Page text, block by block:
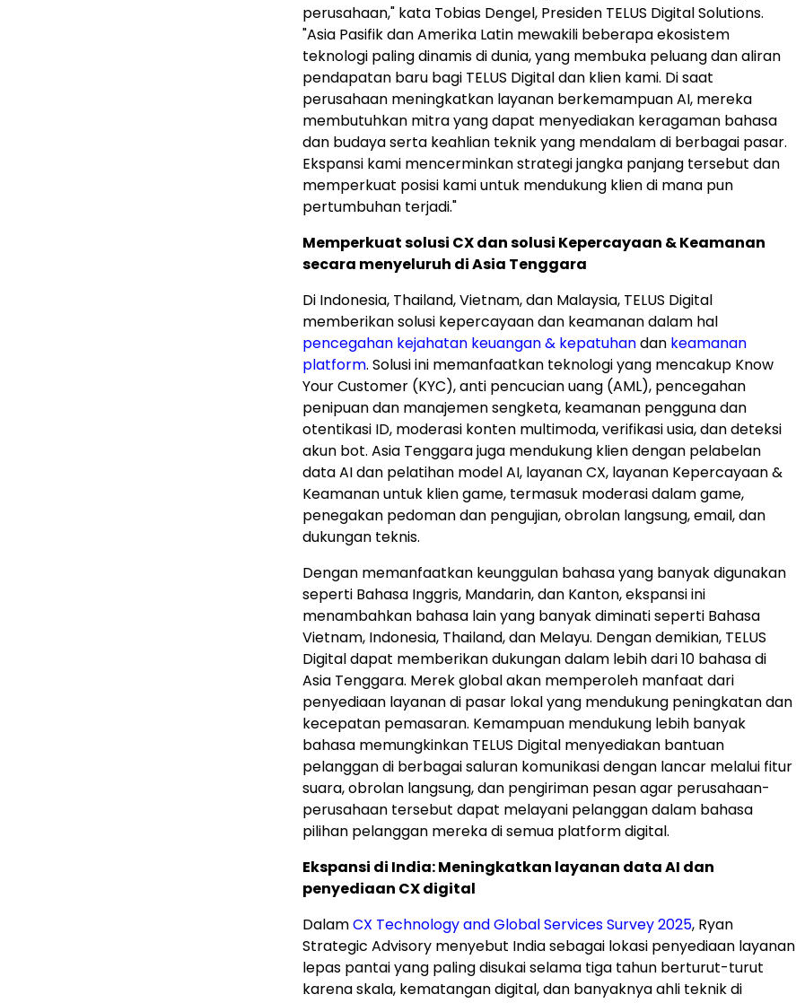
perusahaan," kata Tobias Dengel, Presiden TELUS Digital Solutions.
"Asia Pasifik dan Amerika Latin mewakili beberapa ekosistem
teknologi paling dinamis di dunia, yang membuka peluang dan aliran
pendapatan baru bagi TELUS Digital dan klien kami. Di saat
perusahaan meningkatkan layanan berkemampuan AI, mereka
membutuhkan mitra yang dapat menyediakan keragaman bahasa
dan budaya serta keahlian teknik yang mendalam di berbagai pasar.
Ekspansi kami mencerminkan strategi jangka panjang tersebut dan
memperkuat posisi kami untuk mendukung klien di mana pun
pertumbuhan terjadi."
Memperkuat solusi CX dan solusi Kepercayaan & Keamanan
secara menyeluruh di Asia Tenggara
Di Indonesia, Thailand, Vietnam, dan Malaysia, TELUS Digital
memberikan solusi kepercayaan dan keamanan dalam hal
pencegahan kejahatan keuangan & kepatuhandan keamanan
platform. Solusi ini memanfaatkan teknologi yang mencakup Know
Your Customer (KYC), anti pencucian uang (AML), pencegahan
penipuan dan manajemen sengketa, keamanan pengguna dan
otentikasi ID, moderasi konten multimoda, verifikasi usia, dan deteksi
akun bot. Asia Tenggara juga mendukung klien dengan pelabelan
data AI dan pelatihan model AI, layanan CX, layanan Kepercayaan &
Keamanan untuk klien game, termasuk moderasi dalam game,
penegakan pedoman dan pengujian, obrolan langsung, email, dan
dukungan teknis.
Dengan memanfaatkan keunggulan bahasa yang banyak digunakan
seperti Bahasa Inggris, Mandarin, dan Kanton, ekspansi ini
menambahkan bahasa lain yang banyak diminati seperti Bahasa
Vietnam, Indonesia, Thailand, dan Melayu. Dengan demikian, TELUS
Digital dapat memberikan dukungan dalam lebih dari 10 bahasa di
Asia Tenggara. Merek global akan memperoleh manfaat dari
penyediaan layanan di pasar lokal yang mendukung peningkatan dan
kecepatan pemasaran. Kemampuan mendukung lebih banyak
bahasa memungkinkan TELUS Digital menyediakan bantuan
pelanggan di berbagai saluran komunikasi dengan lancar melalui fitur
suara, obrolan langsung, dan pengiriman pesan agar perusahaan-
perusahaan tersebut dapat melayani pelanggan dalam bahasa
pilihan pelanggan mereka di semua platform digital.
Ekspansi di India: Meningkatkan layanan data AI dan
penyediaan CX digital
DalamCX Technology and Global Services Survey 2025, Ryan
Strategic Advisory menyebut India sebagai lokasi penyediaan layanan
lepas pantai yang paling disukai selama tiga tahun berturut-turut
karena skala, kematangan digital, dan banyaknya ahli teknik di